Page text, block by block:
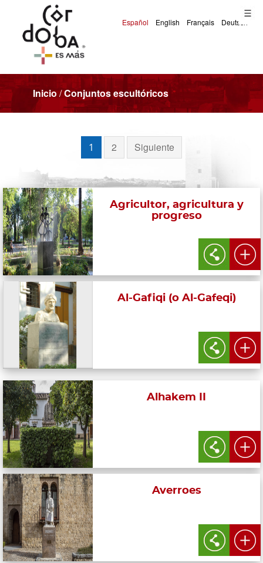
Inicio/Conjuntos escultóricos
1 2 Siguiente
Agricultor, agricultura y
progreso
Al-Gafiqi (o Al-Gafeqi)
Alhakem II
Averroes